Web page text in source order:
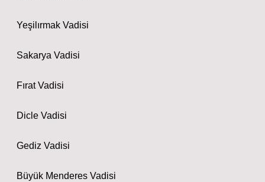
Yeşilırmak Vadisi
Sakarya Vadisi
Fırat Vadisi
Dicle Vadisi
Gediz Vadisi
Büyük Menderes Vadisi